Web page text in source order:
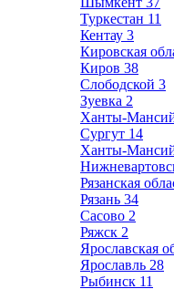
Туркестан 11
Кентау 3
Кировская
Киров 38
Слободской 3
Зуевка 2
Ханты-
Сургут 14
Ханты-
Рязанская
Рязань 34
Сасово 2
Ряжск 2
Ярославская
Ярославль 28
Рыбинск 11